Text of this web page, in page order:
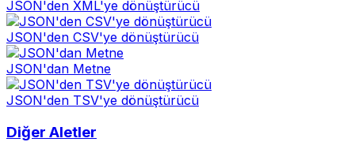
JSON'den XML'ye dönüştürücü
JSON'den CSV'ye dönüştürücü
JSON'dan Metne
JSON'den TSV'ye dönüştürücü
Diğer Aletler